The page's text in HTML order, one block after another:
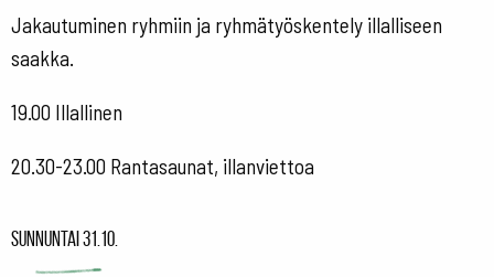
Jakautuminen ryhmiin ja ryhmätyöskentely illalliseen
saakka.
19.00 Illallinen
20.30-23.00 Rantasaunat, illanviettoa
Sunnuntai 31.10.